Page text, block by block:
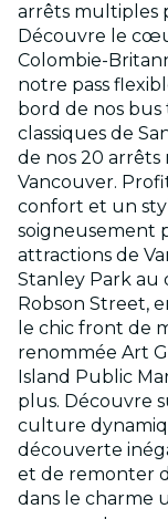
arrêts multiples
Découvre le
Colombie-
notre pass
bord de nos bus
classiques de
de nos 20
Vancouver.
confort et un
soigneusement
attractions de
Stanley Park
Robson Street,
le chic front de
renommée Art
Island Public
plus. Découvre
culture
découverte
et de remonter
dans le charme